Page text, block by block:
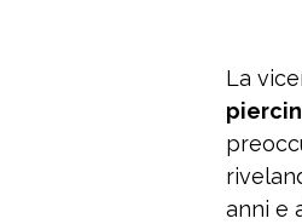
La
anni e